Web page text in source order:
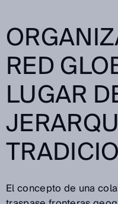
RED
LUGAR
El concepto de una